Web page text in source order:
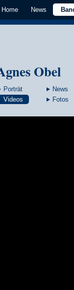
Home News
Obel
Porträt News
Videos
Fotos